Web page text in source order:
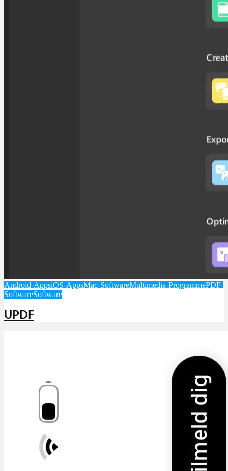
Android-AppsiOS-AppsMac-SoftwareMultimedia-ProgrammePDF-
SoftwareSoftware
UPDF